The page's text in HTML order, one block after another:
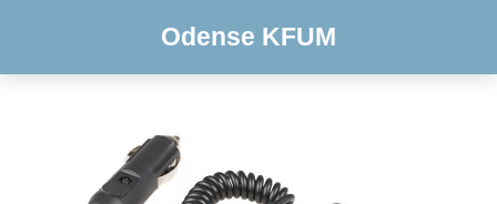
Odense KFUM